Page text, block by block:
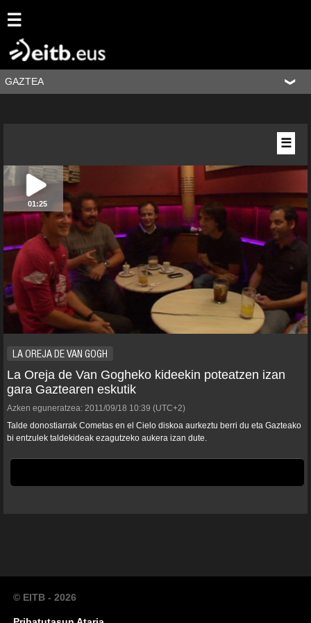
☰
GAZTEA
01:25
LA OREJA DE VAN GOGH
La Oreja de Van Gogheko kideekin poteatzen izan
gara Gaztearen eskutik
Azken eguneratzea: 2011/09/18 10:39 (UTC+2)
Talde donostiarrak Cometas en el Cielo diskoa aurkeztu berri du eta Gazteako
bi entzulek taldekideak ezagutzeko aukera izan dute.
☰
© EITB - 2026